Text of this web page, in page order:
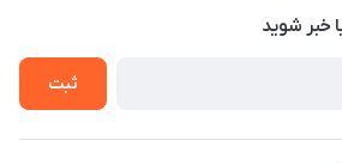
خبر شوید
ثبت